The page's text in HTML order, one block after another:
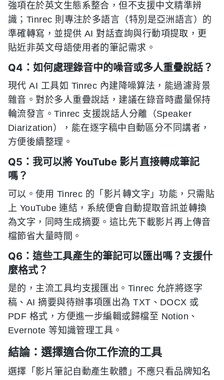
強項在於英文生態系整合，但不支援中文精準辨
識；Tinrec 則專注於多語言（特別是亞洲語言）的
準確轉寫，並提供 AI 對話查詢與行動項提取，更
貼近非英文母語使用者的筆記需求。
Q4：如何處理錄音中的噪音或多人重疊說話？
現代 AI 工具如 Tinrec 內建降噪算法，能過濾背景
雜音。對於多人重疊說話，建議在錄音時盡量保持
輪流發言。Tinrec 支援說話人分離（Speaker
Diarization），能在逐字稿中自動區分不同講者，
方便後續整理。
Q5：我可以將 YouTube 影片直接轉成筆記
嗎？
可以。使用 Tinrec 的「影片轉文字」功能，只需貼
上 YouTube 連結，系統便會自動提取音訊並轉換
為文字，同時生成摘要。這比先下載影片再上傳音
檔節省大量時間。
Q6：這些工具產生的筆記可以匯出嗎？支援什
麼格式？
是的，主流工具均支援匯出。Tinrec 允許將逐字
稿、AI 摘要與待辦事項匯出為 TXT、DOCX 或
PDF 格式，方便進一步編輯或歸檔至 Notion、
Evernote 等知識管理工具。
結論：選擇適合你工作流的工具
選擇「影片筆記自動產生軟體」不應只看品牌知名